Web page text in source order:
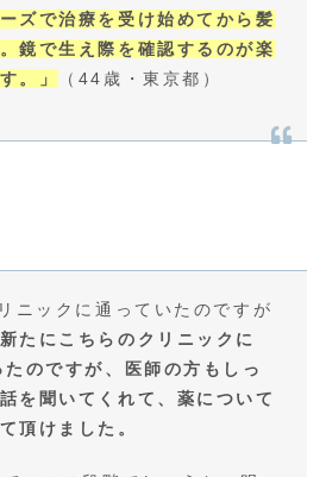
ズで治療を受け始めてから髪
鏡で生え際を確認するのが楽
。」
（44歳・東京都）
ニックに通っていたのですが
新たにこちらのクリニックに
のですが、医師の方もしっ
を聞いてくれて、薬について
頂けました。